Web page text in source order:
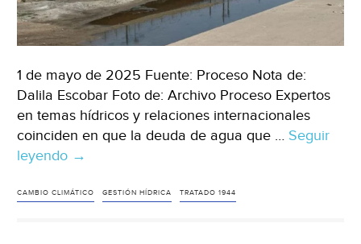
1 de mayo de 2025 Fuente: Proceso Nota de:
Dalila Escobar Foto de: Archivo Proceso Expertos
en temas hídricos y relaciones internacionales
coinciden en que la deuda de agua que … Seguir
leyendo Ciudad
México
→
CAMBIO CLIMÁTICO GESTIÓN HÍDRICA TRATADO 1944